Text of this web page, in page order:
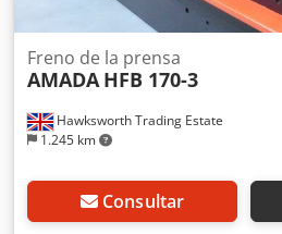
Hawksworth Trading Estate
1.245 km
Freno de la prensa
AMADA HFB 170-3
Consultar